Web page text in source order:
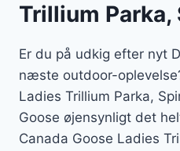
Trillium Parka,
Er du på udkig efter nyt
næste outdoor-
Ladies Trillium Parka,
Goose øjensynligt det
Canada Goose Ladies